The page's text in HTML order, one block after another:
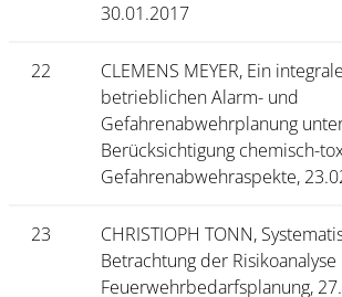
30.01.2017
22
CLEMENS MEYER, Ein
betrieblichen Alarm- und
Gefahrenabwehrplanung
Berücksichtigung chemisch-
Gefahrenabwehraspekte,
23
CHRISTIOPH TONN,
Betrachtung der
Feuerwehrbedarfsplanung,